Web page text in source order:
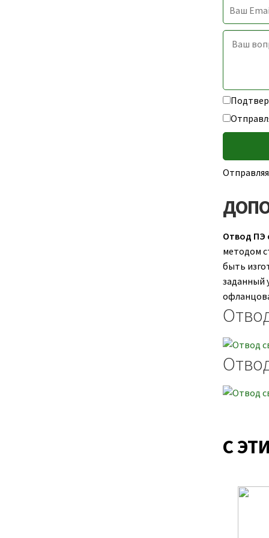
Отвод ПЭ
методом
быть
заданный
С